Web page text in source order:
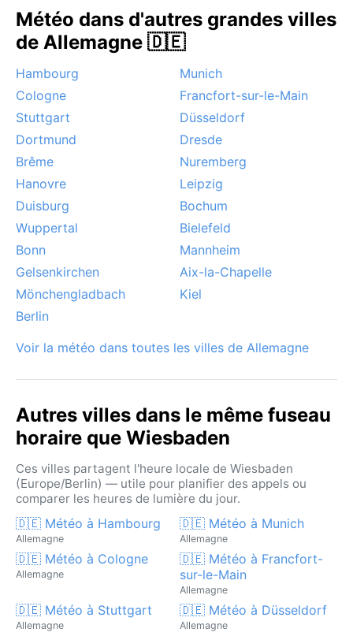
Météo dans d'autres grandes villes
de Allemagne 🇩🇪
Hambourg
Munich
Cologne
Francfort-sur-le-Main
Stuttgart
Düsseldorf
Dortmund
Dresde
Brême
Nuremberg
Hanovre
Leipzig
Duisburg
Bochum
Wuppertal
Bielefeld
Bonn
Mannheim
Gelsenkirchen
Aix-la-Chapelle
Mönchengladbach
Kiel
Berlin
Voir la météo dans toutes les villes de Allemagne
Autres villes dans le même fuseau
horaire que Wiesbaden
Ces villes partagent l'heure locale de Wiesbaden
(Europe/Berlin) — utile pour planifier des appels ou
comparer les heures de lumière du jour.
🇩🇪 Météo à Hambourg
Allemagne
🇩🇪 Météo à Munich
Allemagne
🇩🇪 Météo à Cologne
Allemagne
🇩🇪 Météo à Francfort-
sur-le-Main
Allemagne
🇩🇪 Météo à Stuttgart
Allemagne
🇩🇪 Météo à Düsseldorf
Allemagne